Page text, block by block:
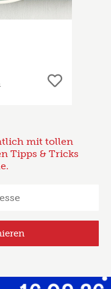
mit tollen
Tipps & Tricks